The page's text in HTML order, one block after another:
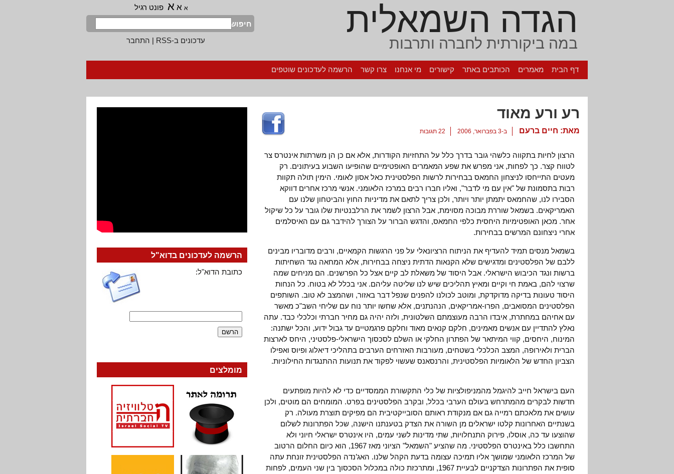
הגדה השמאלית
במה ביקורתית לחברה ותרבות
א א א פונט רגיל
חיפוש
עדכונים ב-RSS
| התחבר
דף הבית מאמרים הכותבים באתר קישורים מי אנחנו צרו קשר הרשמה לעדכונים שוטפים
רע ורע מאוד
מאת: חיים ברעם ב-3 בפברואר, 2006 22 תגובות
הרצון לחיות בתקווה כלשהי גובר בדרך כלל על התחזיות הקודרות, אלא אם כן הן משרתות אינטרס צר
לטווח קצר. כך לפחות, אני מפרש את שפע המאמרים האופטימיים שהופיעו השבוע בעיתונים. רק
מעטים התייחסו לניצחון החמאס בבחירות לרשות הפלסטינית כאל אסון לאומי. הימין תולה תקוות
רבות בתסמונת של "אין עם מי לדבר", ואליו חברו רבים במרכז הלאומני. אנשי מרכז אחרים דווקא
הסבירו לנו, שהחמאס יתמתן יותר ויותר, ולכן צריך לתאם את מדיניות החוץ והביטחון שלנו עם
האמריקאים. בשמאל שוררת מבוכה מסוימת, אבל הרצון לשמר את הרלבנטיות שלו גובר על כל שיקול
אחר. מכאן האופטימיות היחסית כלפי החמאס, והדגש הברור על הצורך להידבר גם עם האיסלמים
אחרי ניצחונם המרשים בבחירות.
בשמאל מנסים תמיד להעדיף את הניתוח הרציונאלי על פני הרגשות הקמאיים, ורבים מדובריו מבינים
ללבם של הפלסטינים ומדגישים שלא הקנאות הדתית ניצחה בבחירות, אלא המחאה נגד השחיתות
ברשות ונגד הכיבוש הישראלי. אבל היסוד של משאלת לב קיים אצל כל הפרשנים. הם מניחים שמה
שרצוי להם, באמת חי וקיים ומאיץ תהליכים שיש לנו שליטה עליהם. אני בכלל לא בטוח. כל הנחות
היסוד טעונות בדיקה מדוקדקת, ומוטב לכולנו להפנים שנפל דבר באזור, ושהמצב לא טוב. השותפים
הפלסטינים המסואבים, הפרו-אמריקאים, הנהנתנים, אלא שחשו יותר נוח עם שליחי השב"כ מאשר
עם אחיהם במחתרת, איבדו הרבה מעוצמתם השלטונית, ולזה יהיה גם מחיר חברתי וכלכלי כבד. עתה
נאלץ להתדיין עם אנשים מאמינים, חלקם קנאים מאוד וחלקם פרגמטיים עד גבול ידוע, והכל ישתנה:
המינוח, היחסים, קווי המיתאר של הפתרון החלקי או השלם לסכסוך הישראלי-פלסטיני, היחס לארצות
הברית ולאירופה, המצב הכלכלי בשטחים, מעורבות האזרחים הערבים בתהליכי דיאלוג ופיוס ואפילו
הצביון החדש של הלאומיות הפלסטינית, והרנסאנס שעשוי לפקוד את תנועות ההתנגדות החילוניות.
העם בישראל חייב להיגמל מהמניפולציות של כלי התקשורת הממסדיים כדי לא להיות מופתעים
חדשות לבקרים מהמתרחש בעולם הערבי בכלל, ובקרב הפלסטינים בפרט. המומחים הם מוטים, ולכן
עושים את מלאכתם רמייה גם אם מנקודת ראותם הסובייקטיבית הם מפיקים תוצרת מעולה. רק
בשנתיים האחרונות קלטו ישראלים מן השורה את הצדק בטענתנו הישנה, שכל הפתרונות לשלום
שהוצעו עד כה, אוסלו, פירוק התנחלויות, שתי מדינות לשני עמים, היו אינטרס ישראלי חיוני ולא
התחשבו כלל באינטרס הפלסטיני. מה שהציע "השמאל" הציוני מאז 1967, הוא כיום החלום הרטוב
של המרכז הלאומני שמושך אליו תמיכה עצומה בדעת הקהל שלנו. האג’נדה הפלסטינית זונחת עתה
סופית את הפתרונות הצדקניים לבעיית 1967, ומתרכזת כולה במכלול הסכסוך בין שני העמים, לפחות
הרשמה לעדכונים בדוא"ל
כתובת הדוא"ל:
מומלצים